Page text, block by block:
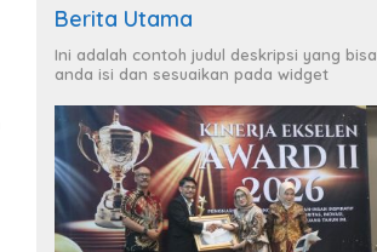
Berita Utama
Ini adalah contoh judul deskripsi yang bisa
anda isi dan sesuaikan pada widget